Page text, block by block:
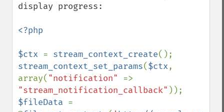
display progress:
<?php
$ctx = stream_context_create
stream_context_set_params($ctx,
array( "notification"
"stream_notification_callback"
$fileData =